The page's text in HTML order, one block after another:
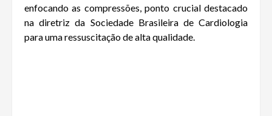
enfocando as compressões, ponto crucial destacado
na diretriz da Sociedade Brasileira de Cardiologia
para uma ressuscitação de alta qualidade.